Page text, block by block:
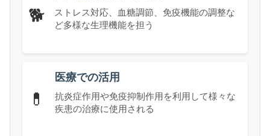
🐕
ストレス対応、血糖調節、免疫機能の調整な
ど多様な生理機能を担う
💊
医療での活用
抗炎症作用や免疫抑制作用を利用して様々な
疾患の治療に使用される